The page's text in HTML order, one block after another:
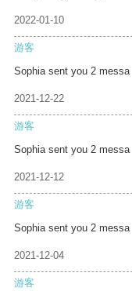
2022-01-10
游客
Sophia sent you 2 messa
2021-12-22
游客
Sophia sent you 2 messa
2021-12-12
游客
Sophia sent you 2 messa
2021-12-04
游客